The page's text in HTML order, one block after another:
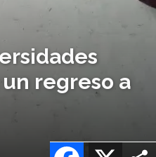
regreso a
X
Facebook